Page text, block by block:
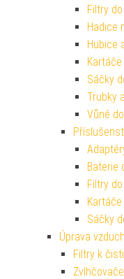
Filtry
Hadice
Hubice
Sáčky
Trubky
Vůně
Baterie
Filtry
Sáčky
Úprava
Filtry k